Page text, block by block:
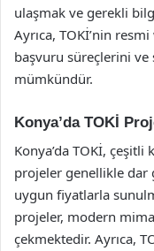
ulaşmak ve gerekli
Ayrıca, TOKİ’nin
başvuru süreçlerini ve
mümkündür.
Konya’da TOKİ
Konya’da TOKİ,
projeler genellikle dar
uygun fiyatlarla
projeler, modern
çekmektedir. Ayrıca,